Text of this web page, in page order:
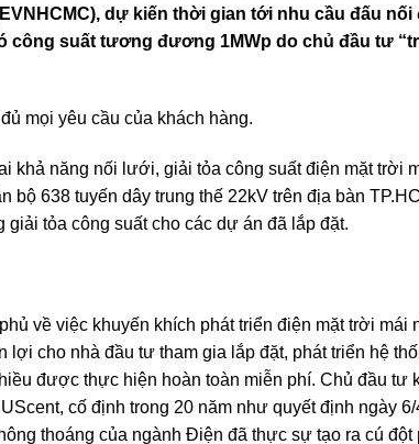
dự kiến thời gian tới nhu cầu đấu nối
công suất tương đương 1MWp do chủ đầu tư
mọi yêu cầu của khách hàng.
khả năng nối lưới, giải tỏa công suất điện mặt trời
bộ 638 tuyến dây trung thế 22kV trên địa bàn
tỏa công suất cho các dự án đã lắp đặt.
về việc khuyến khích phát triển điện mặt trời mái
cho nhà đầu tư tham gia lắp đặt, phát triển hệ
được thực hiện hoàn toàn miễn phí. Chủ đầu tư
cố định trong 20 năm như quyết định ngày
thoáng của ngành Điện đã thực sự tạo ra cú